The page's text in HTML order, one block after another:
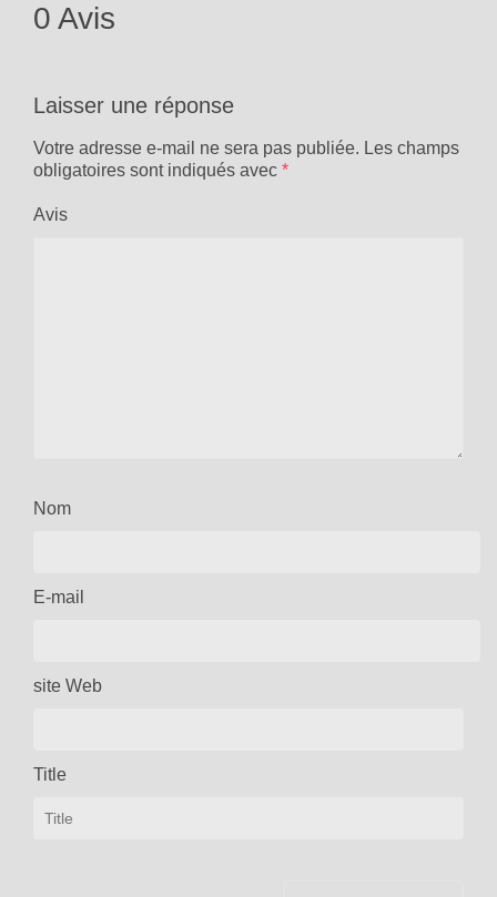
0 Avis
Laisser une réponse
Votre adresse e-mail ne sera pas publiée. Les champs
obligatoires sont indiqués avec *
Avis
Nom
E-mail
site Web
Title